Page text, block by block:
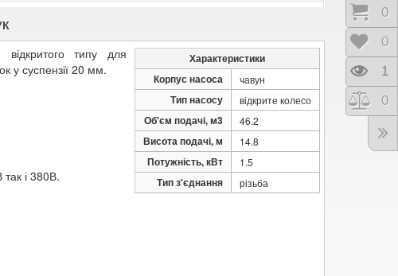
NGAm 3C
NGAm 3D
20 272грн.
Характеристики
Корпус насоса
чавун
Тип насосу відкрите колесо
Об'єм подачі, м3 46.2
Висота подачі, м 14.8
Потужність, кВт 1.5
Тип з'єднання різьба
типу для
у суспензії 20 мм.
і 380В.
0
0
1
0